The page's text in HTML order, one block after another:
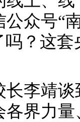
众号“
吗？这
靖谈
各界力